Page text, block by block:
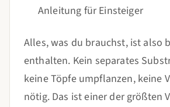
Anleitung für Einsteiger
Alles, was du brauchst, ist also
enthalten. Kein separates
keine Töpfe umpflanzen, keine
nötig. Das ist einer der größten